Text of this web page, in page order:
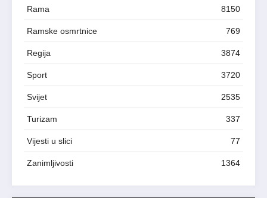
Rama 8150
Ramske osmrtnice 769
Regija 3874
Sport 3720
Svijet 2535
Turizam 337
Vijesti u slici 77
Zanimljivosti 1364